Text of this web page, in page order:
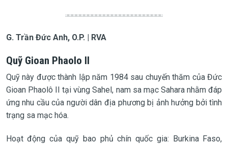
G. Trần Đức Anh, O.P. | RVA
Quỹ Gioan Phaolo II
Quỹ này được thành lập năm 1984 sau chuyến thăm của Đức
Gioan Phaolô II tại vùng Sahel, nam sa mạc Sahara nhằm đáp
ứng nhu cầu của người dân địa phương bị ảnh hưởng bởi tình
trạng sa mạc hóa.
Hoạt động của quỹ bao phủ chín quốc gia: Burkina Faso,